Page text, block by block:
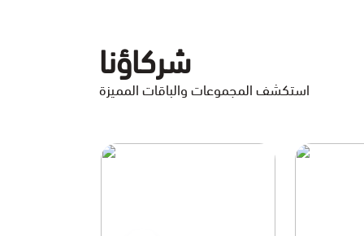
شركاؤنا
استكشف المجموعات والباقات المميزة